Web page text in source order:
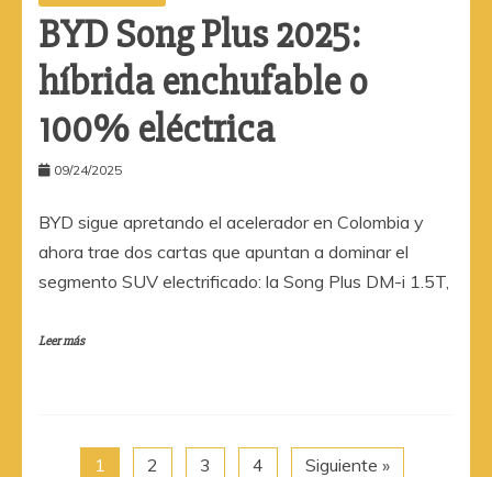
BYD Song Plus 2025:
híbrida enchufable o
100% eléctrica
09/24/2025
BYD sigue apretando el acelerador en Colombia y
ahora trae dos cartas que apuntan a dominar el
segmento SUV electrificado: la Song Plus DM-i 1.5T,
Leer más
1 2 3 4 Siguiente »